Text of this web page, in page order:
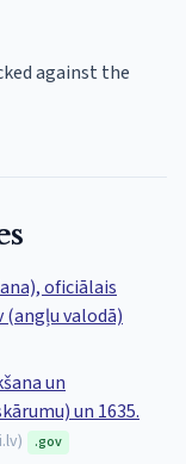
against the
oficiālais
valodā)
un
un 1635.
) .gov